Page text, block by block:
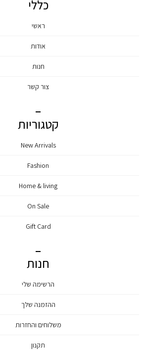
כללי
ראשי
אודות
חנות
צור קשר
קטגוריות
New Arrivals
Fashion
Home & living
On Sale
Gift Card
חנות
הרשימה שלי
ההזמנה שלך
משלוחים והחזרות
תקנון